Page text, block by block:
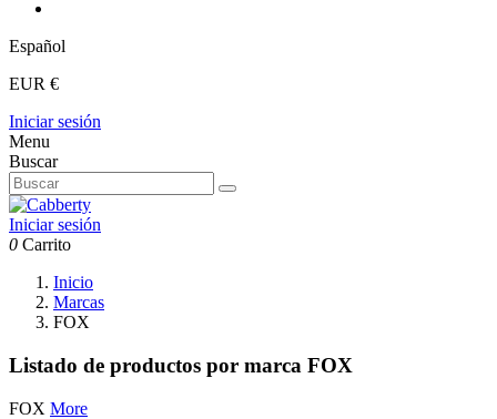
Español
EUR €
Iniciar sesión
Menu
Buscar
Iniciar sesión
0 Carrito
Inicio
Marcas
FOX
Listado de productos por marca FOX
FOX More